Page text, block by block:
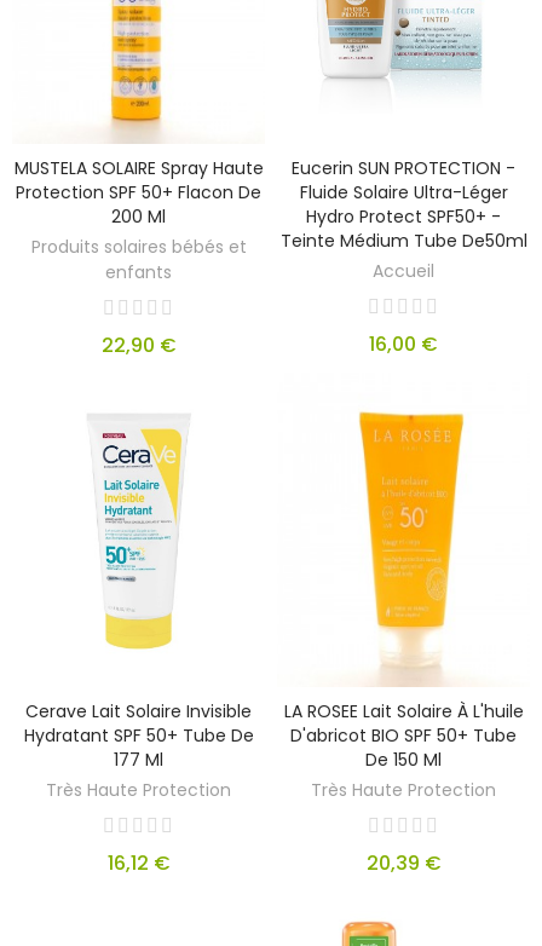
MUSTELA SOLAIRE Spray Haute
Protection SPF 50+ Flacon De
200 Ml
Produits solaires bébés et
enfants
22,90 €
Eucerin SUN PROTECTION -
Fluide Solaire Ultra-Léger
Hydro Protect SPF50+ -
Teinte Médium Tube De50ml
Accueil
16,00 €
Cerave Lait Solaire Invisible
Hydratant SPF 50+ Tube De
177 Ml
Très Haute Protection
16,12 €
LA ROSEE Lait Solaire À L'huile
D'abricot BIO SPF 50+ Tube
De 150 Ml
Très Haute Protection
20,39 €